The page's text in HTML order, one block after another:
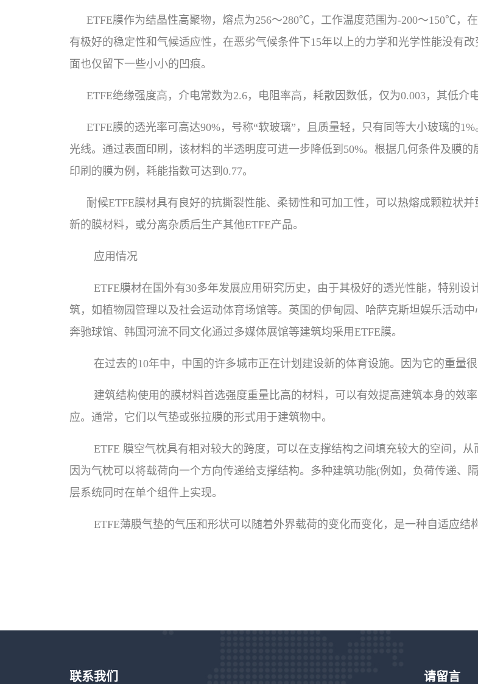
ETFE膜作为结晶性高聚物，熔点为256～280℃，工作温度范围为-200～150℃，
有极好的稳定性和气候适应性，在恶劣气候条件下15年以上的力学和光学性能没有
面也仅留下一些小小的凹痕。
ETFE绝缘强度高，介电常数为2.6，电阻率高，耗散因数低，仅为0.003，其低介
ETFE膜的透光率可高达90%，号称“软玻璃”，且质量轻，只有同等大小玻璃的
光线。通过表面印刷，该材料的半透明度可进一步降低到50%。根据几何条件及膜
印刷的膜为例，耗能指数可达到0.77。
耐候ETFE膜材具有良好的抗撕裂性能、柔韧性和可加工性，可以热熔成颗粒状
新的膜材料，或分离杂质后生产其他ETFE产品。
应用情况
ETFE膜材在国外有30多年发展应用研究历史，由于其极好的透光性能，特别
筑，如植物园管理以及社会运动体育场馆等。英国的伊甸园、哈萨克斯坦娱乐活动
奔驰球馆、韩国河流不同文化通过多媒体展馆等建筑均采用ETFE膜。
在过去的10年中，中国的许多城市正在计划建设新的体育设施。因为它的重量很
建筑结构使用的膜材料首选强度重量比高的材料，可以有效提高建筑本身的效
应。通常，它们以气垫或张拉膜的形式用于建筑物中。
ETFE 膜空气枕具有相对较大的跨度，可以在支撑结构之间填充较大的空间，
因为气枕可以将载荷向一个方向传递给支撑结构。多种建筑功能(例如，负荷传递、
层系统同时在单个组件上实现。
ETFE薄膜气垫的气压和形状可以随着外界载荷的变化而变化，是一种自适应结构
联系我们 请留言